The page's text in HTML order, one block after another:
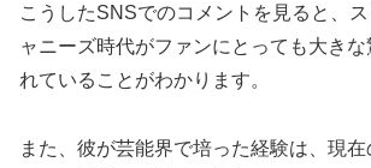
こうしたSNSでのコメントを見ると、
ャニーズ時代がファンにとっても大き
れていることがわかります。
また、彼が芸能界で培った経験は、現